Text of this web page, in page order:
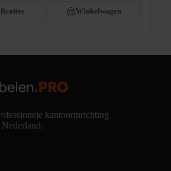
Winkelwagen
kantoorinrichting